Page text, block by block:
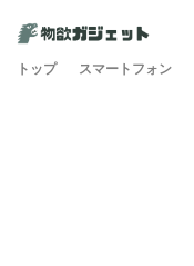
トップ スマートフォン